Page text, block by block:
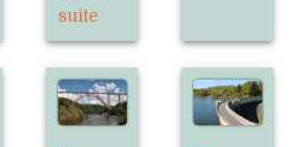
suite